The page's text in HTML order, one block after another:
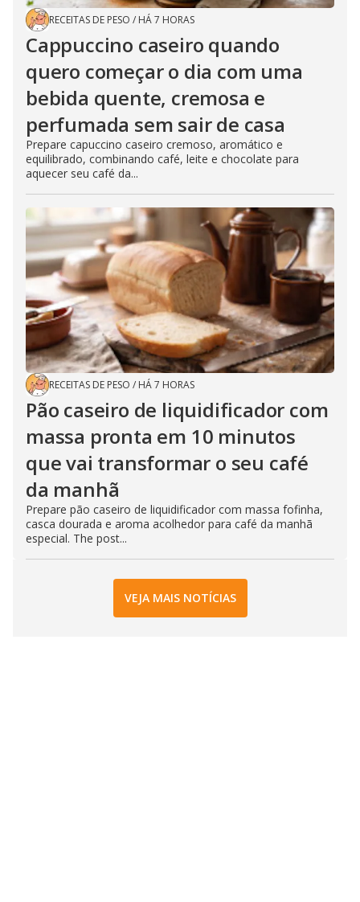
RECEITAS DE PESO / HÁ 7 HORAS
Cappuccino caseiro quando
quero começar o dia com uma
bebida quente, cremosa e
perfumada sem sair de casa
Prepare capuccino caseiro cremoso, aromático e
equilibrado, combinando café, leite e chocolate para
aquecer seu café da...
RECEITAS DE PESO / HÁ 7 HORAS
Pão caseiro de liquidificador com
massa pronta em 10 minutos
que vai transformar o seu café
da manhã
Prepare pão caseiro de liquidificador com massa fofinha,
casca dourada e aroma acolhedor para café da manhã
especial. The post...
VEJA MAIS NOTÍCIAS